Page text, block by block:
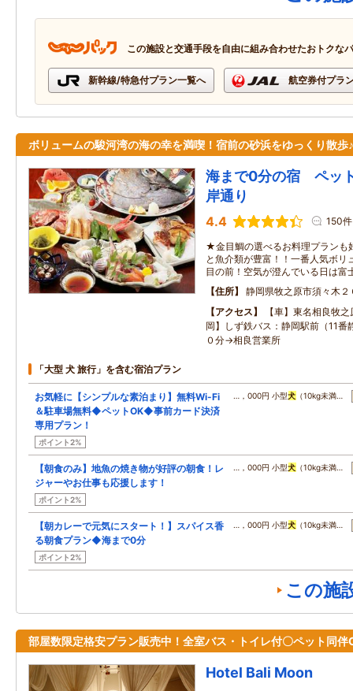
この施設と交通手段を自由に組み合わせたおトクな
新幹線/特急付プラン一覧へ 航空券付プラ
ボリュームの駿河湾の海の幸を満喫！宿前の砂浜をゆっくり散歩♪
海まで0分の宿 ペッ
岸通り
4.4 150件
★金目鯛の選べるお料理プラン
と魚介類が豊富！！一番人気ボ
目の前！空気が澄んでいる日は富
住所
静岡県牧之原市須々木２
アクセス
【車】東名相良牧
岡】しず鉄バス：静岡駅前（11
０分→相良営業所
「大型 犬 旅行」を含む宿泊プラン
お気軽に【シンプルな素泊まり】無料Wi-Fi
＆駐車場無料◆ペットOK◆事前カード決済
専用プラン！
ポイント2%
…，000円 小型犬 （10kg未満…
【朝食のみ】地魚の焼き物が好評の朝食！レ
ジャーやお仕事も応援します！
ポイント2%
…，000円 小型犬 （10kg未満…
【朝カレーで元気にスタート！】スパイス香
る朝食プラン◆海まで0分
ポイント2%
…，000円 小型犬 （10kg未満…
この施
部屋数限定格安プラン販売中！全室バス・トイレ付〇ペット同伴
Hotel Bali Moon